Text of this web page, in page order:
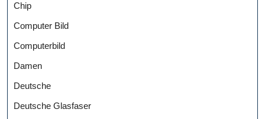
Chip
Computer Bild
Computerbild
Damen
Deutsche
Deutsche Glasfaser